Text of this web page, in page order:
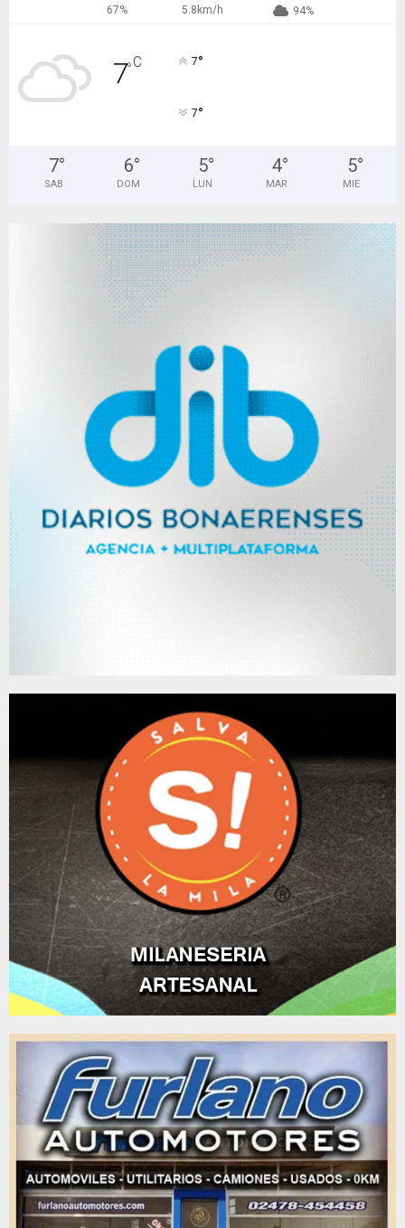
67% 5.8km/h 94%
7°C 7°
7°
7°
SAB
6°
DOM
5°
LUN
4°
MAR
5°
MIE